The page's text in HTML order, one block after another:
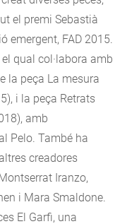
el premi Sebastià
emergent, FAD 2015.
qual col·labora amb
la peça La mesura
i la peça Retrats
amb
Pelo. També ha
creadores
Iranzo,
i Mara Smaldone.
El Garfi, una